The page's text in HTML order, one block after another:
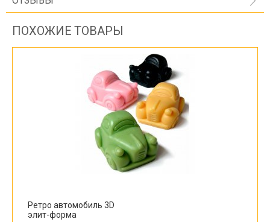
ПОХОЖИЕ ТОВАРЫ
Ретро автомобиль 3D
элит-форма